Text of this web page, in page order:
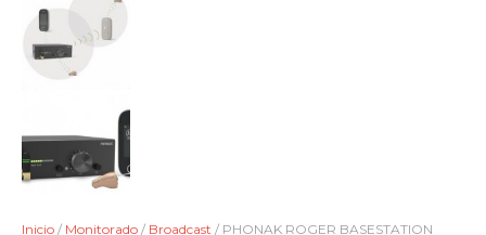
Inicio / Monitorado / Broadcast / PHONAK ROGER BASESTATION